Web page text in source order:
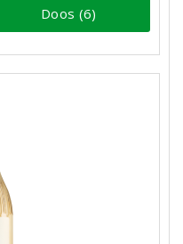
Doos (6)